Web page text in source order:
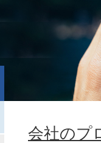
会社のプ